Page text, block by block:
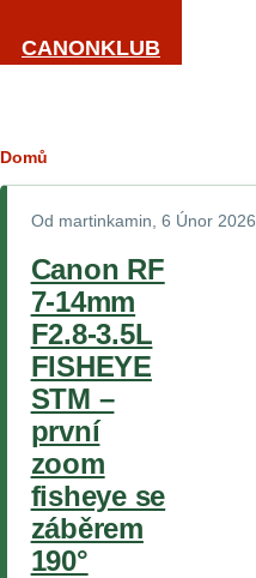
CANONKLUB
Drobečková
navigace
Domů
Od martinkamin , 6 Únor 2026
Canon RF
7-14mm
F2.8-3.5L
FISHEYE
STM –
první
zoom
fisheye se
záběrem
190°
kabel USB
s
konektorem
USB mini B
male
a
organickými